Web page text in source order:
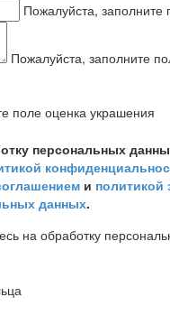
Пожалуйста,
Пожалуйста, заполните
поле оценка украшения
персональных
и
данных.
на обработку